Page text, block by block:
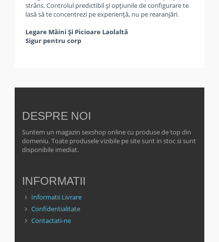
strâns. Controlul predictibil și opțiunile de configurare te
lasă să te concentrezi pe experiență, nu pe rearanjări.
Legare Mâini Și Picioare Laolaltă
Sigur pentru corp
DESPRE NOI
Suntem un magazin sexshop online cu produse de top din
domeniu. Toate produsele vizibile pe site sunt in stoc si sunt
disponibile imediat.
INFORMATII
Informatii Livrare
Confidentialitate
Contactati-ne